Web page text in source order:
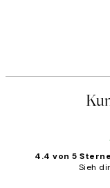
4.4 von 5
Sieh